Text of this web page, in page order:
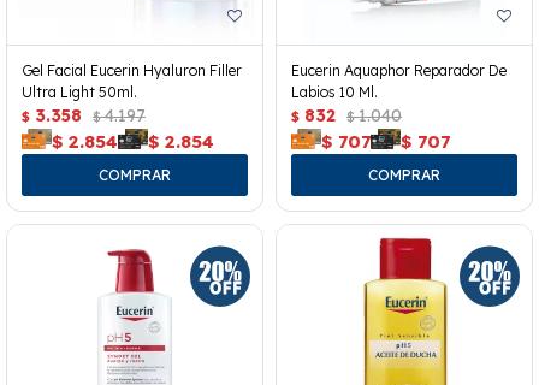
Gel Facial Eucerin Hyaluron Filler
Ultra Light 50ml.
$ 3.358 $ 4.197
$ 2.854 $ 2.854
Eucerin Aquaphor Reparador De
Labios 10 Ml.
$ 832 $ 1.040
$ 707 $ 707